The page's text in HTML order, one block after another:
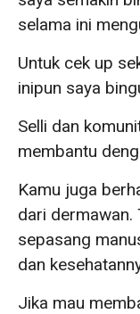
selama ini
Untuk cek up
inipun saya
Selli dan
membantu
Kamu juga
dari dermawan.
sepasang
dan
Jika mau